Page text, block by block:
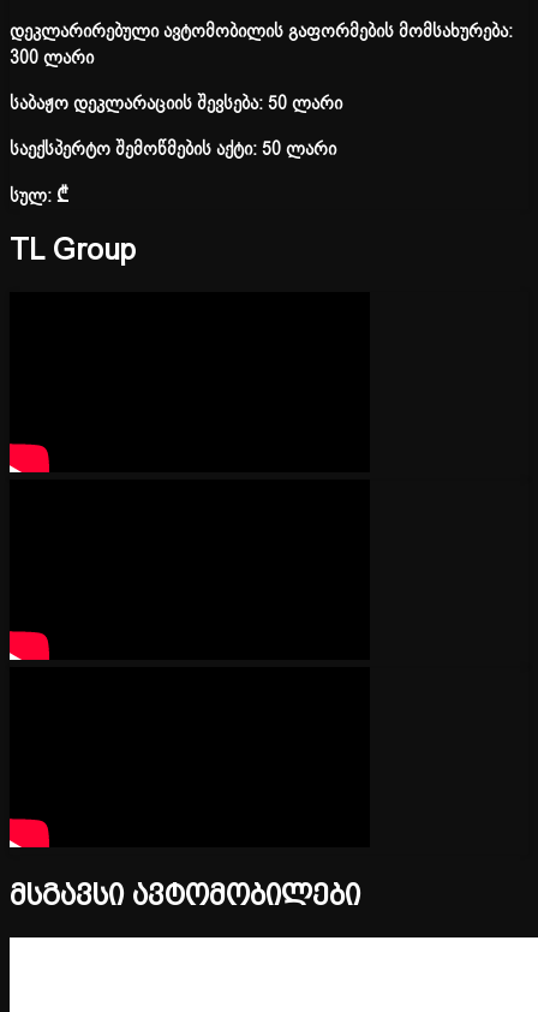
დეკლარირებული ავტომობილის გაფორმების მომსახურება:
300 ლარი
საბაჟო დეკლარაციის შევსება: 50 ლარი
საექსპერტო შემოწმების აქტი: 50 ლარი
სულ:₾
TL Group
მსგავსი ავტომობილები